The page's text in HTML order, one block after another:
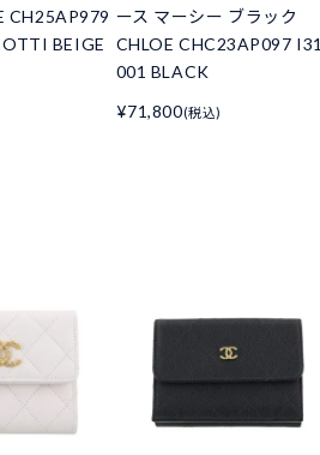
CH25AP979
BEIGE
ース マーシー ブラック
CHLOE CHC23AP097 I31
001 BLACK
¥71,800(税込)